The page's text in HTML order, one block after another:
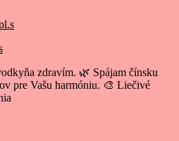
zdravím. 🌿 Spájam čínsku
pre Vašu harmóniu. 🎨 Liečivé